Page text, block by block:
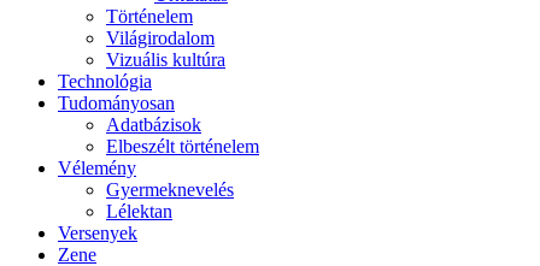
Történelem
Világirodalom
Vizuális kultúra
Technológia
Tudományosan
Adatbázisok
Elbeszélt történelem
Vélemény
Gyermeknevelés
Lélektan
Versenyek
Zene